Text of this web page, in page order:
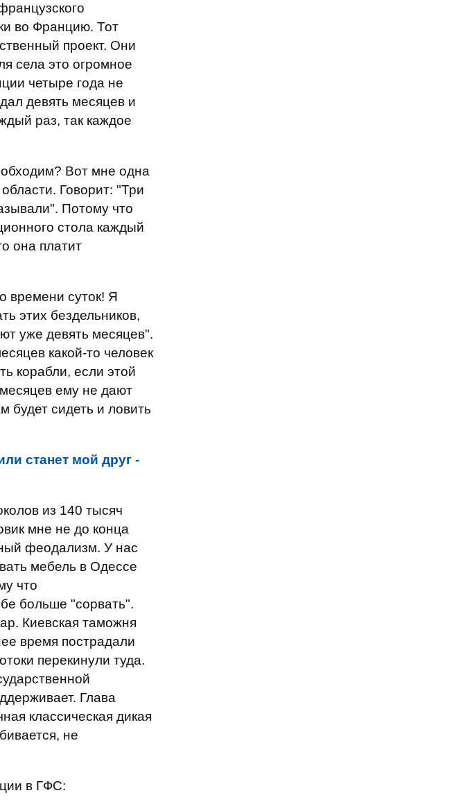
во Францию. Тот
проект. Они
села это огромное
четыре года не
девять месяцев и
раз, так каждое
Вот мне одна
Говорит: "Три
Потому что
стола каждый
она платит
времени суток! Я
этих бездельников,
уже девять месяцев".
какой-то человек
корабли, если этой
ему не дают
будет сидеть и ловить
станет мой друг -
из 140 тысяч
мне не до конца
феодализм. У нас
мебель в Одессе
что
больше "сорвать".
Киевская таможня
время пострадали
перекинули туда.
Глава
классическая дикая
не
в ГФС: